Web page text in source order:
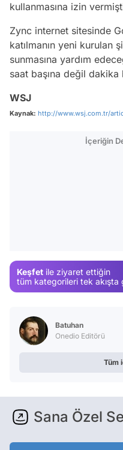
kullanmasına izin
Zync internet sitesinde
katılmanın yeni kurulan
sunmasına yardım
saat başına değil
WSJ
Kaynak: http://www.wsj.com.tr/
İçeriğin
Keşfet ile ziyaret ettiğin
tüm kategorileri tek akışta
Batuhan
Onedio Editörü
Tüm
Sana Özel